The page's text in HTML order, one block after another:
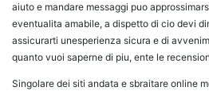
aiuto e mandare messaggi puo
eventualita amabile, a dispetto di cio devi
assicurarti unesperienza sicura e di
quanto vuoi saperne di piu, ente le
Singolare dei siti andata e sbraitare online